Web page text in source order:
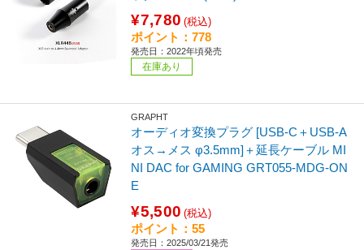
¥7,780 (税込)
ポイント：778
発売日：2022年頃発売
在庫あり
GRAPHT
オーディオ変換プラグ [USB-C＋USB-A
オス→メス φ3.5mm]＋延長ケーブル MI
NI DAC for GAMING GRT055-MDG-ON
E
¥5,500 (税込)
ポイント：55
発売日：2025/03/21発売